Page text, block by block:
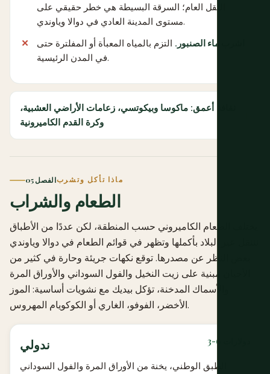
النقل العام؛ السرقة البسيطة هي خطر حقيقي على
مستوى المدينة العادي في دوالا وياوندي.
اشرب ماء الصنبور. التزم بالمياه المعبأة أو المفلترة حتى
في المدن الرئيسية.
ثقافة أعمق: ماكوسا وبيكوتسي، زعامات الأراضي العشبية،
وكرة القدم الكاميرونية
الفصل 05ماذا تأكل وتشرب
الطعام والشراب
يختلف الطعام الكاميروني حسب المنطقة، لكن عددًا من الأطباق
تنتقل عبر البلاد بأكملها وتظهر في قوائم الطعام في دوالا وياوندي
بغض النظر عن مصدرها. توقع نكهات جريئة وحارة في كثير من
الأحيان مبنية على زيت النخيل والفول السوداني والأوراق المرة
والأسماك المدخنة، تؤكل بيديك مع نشويات أساسية: الموز
الأخضر، الفوفو، الغاري أو الكوكويام المهروس.
ندولي
الطبق الوطني، يخنة من الأوراق المرة والفول السوداني